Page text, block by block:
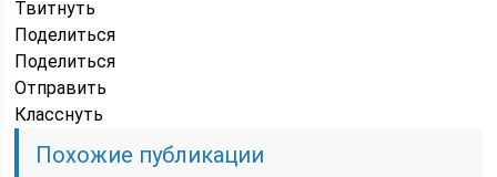
Твитнуть
Поделиться
Поделиться
Отправить
Класснуть
Похожие публикации